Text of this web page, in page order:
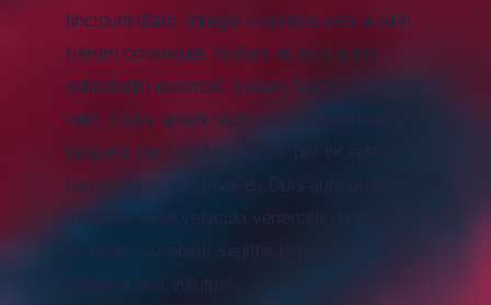
tincidunt diam. Integer vulputate sem a nibh
rutrum consequat. Nullam at arcu a est
sollicitudin euismod. Nullam faucibus mi quis
velit. Class aptent taciti sociosqu ad litora
torquent per conubia nostra, per inceptos
hymenaeos. In convallis. Duis ante orciy
molestie vitae vehicula venenatis, tincidunt
ac pede. Curabitur sagittis hendrerit ante.
Aliquam erat volutpat.